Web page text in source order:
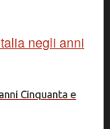
Cinquanta e